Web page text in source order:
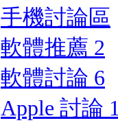
手機討論區
軟體推薦 2
軟體討論 6
Apple 討論 1